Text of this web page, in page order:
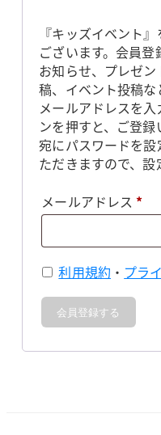
『キッズイベント
ございます。会員
お知らせ、プレゼ
稿、イベント投稿な
メールアドレスを
ンを押すと、ご登
宛にパスワードを
ただきますので、設
メールアドレス *必
利用規約 ・ プラ
会員登録する